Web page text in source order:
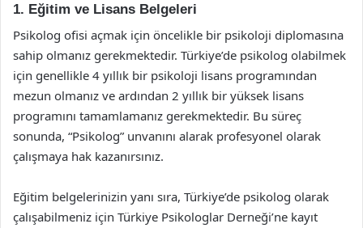
1. Eğitim ve Lisans Belgeleri
Psikolog ofisi açmak için öncelikle bir psikoloji diplomasına
sahip olmanız gerekmektedir. Türkiye’de psikolog olabilmek
için genellikle 4 yıllık bir psikoloji lisans programından
mezun olmanız ve ardından 2 yıllık bir yüksek lisans
programını tamamlamanız gerekmektedir. Bu süreç
sonunda, “Psikolog” unvanını alarak profesyonel olarak
çalışmaya hak kazanırsınız.
Eğitim belgelerinizin yanı sıra, Türkiye’de psikolog olarak
çalışabilmeniz için Türkiye Psikologlar Derneği’ne kayıt